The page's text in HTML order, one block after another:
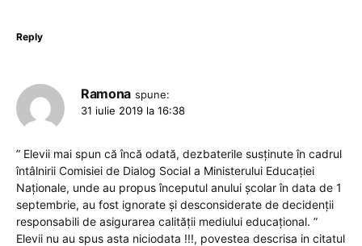
Reply
Ramona spune:
31 iulie 2019 la 16:38
” Elevii mai spun că încă odată, dezbaterile susținute în cadrul
întâlnirii Comisiei de Dialog Social a Ministerului Educației
Naționale, unde au propus începutul anului şcolar în data de 1
septembrie, au fost ignorate şi desconsiderate de decidenții
responsabili de asigurarea calității mediului educațional. ”
Elevii nu au spus asta niciodata !!!, povestea descrisa in citatul